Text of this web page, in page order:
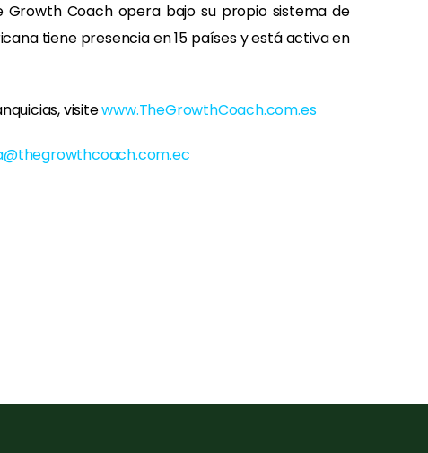
Coach opera bajo su propio sistema de
tiene presencia en 15 países y está activa en
visitewww.TheGrowthCoach.com.es